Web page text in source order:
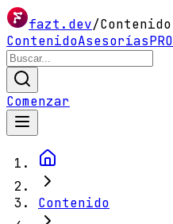
fazt.dev/Contenido
ContenidoAsesoríasPRO
Comenzar
Contenido